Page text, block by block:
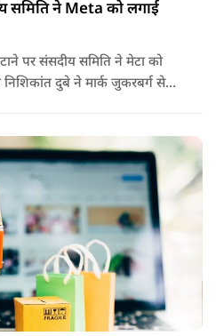
समिति ने Meta को लगाई
पर संसदीय समिति ने मेटा को
दुबे ने मार्क जुकरबर्ग से